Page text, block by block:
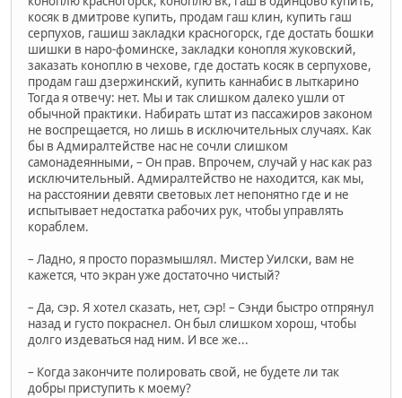
косяк в дмитрове купить, продам гаш клин, купить гаш
серпухов, гашиш закладки красногорск, где достать бошки
шишки в наро-фоминске, закладки конопля жуковский,
заказать коноплю в чехове, где достать косяк в серпухове,
продам гаш дзержинский, купить каннабис в лыткарино
Тогда я отвечу: нет. Мы и так слишком далеко ушли от
обычной практики. Набирать штат из пассажиров законом
не воспрещается, но лишь в исключительных случаях. Как
бы в Адмиралтействе нас не сочли слишком
самонадеянными, – Он прав. Впрочем, случай у нас как раз
исключительный. Адмиралтейство не находится, как мы,
на расстоянии девяти световых лет непонятно где и не
испытывает недостатка рабочих рук, чтобы управлять
кораблем.
– Ладно, я просто поразмышлял. Мистер Уилски, вам не
кажется, что экран уже достаточно чистый?
– Да, сэр. Я хотел сказать, нет, сэр! – Сэнди быстро отпрянул
назад и густо покраснел. Он был слишком хорош, чтобы
долго издеваться над ним. И все же...
– Когда закончите полировать свой, не будете ли так
добры приступить к моему?